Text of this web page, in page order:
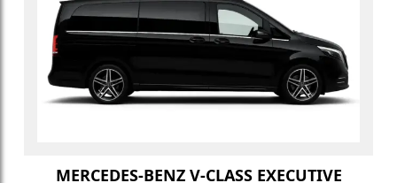
MERCEDES-BENZ V-CLASS EXECUTIVE